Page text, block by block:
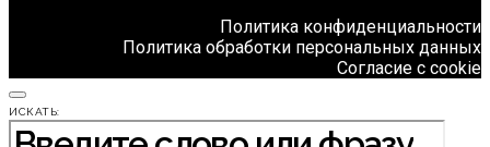
Политика конфиденциальности
Политика обработки персональных данных
Согласие с cookie
ИСКАТЬ: